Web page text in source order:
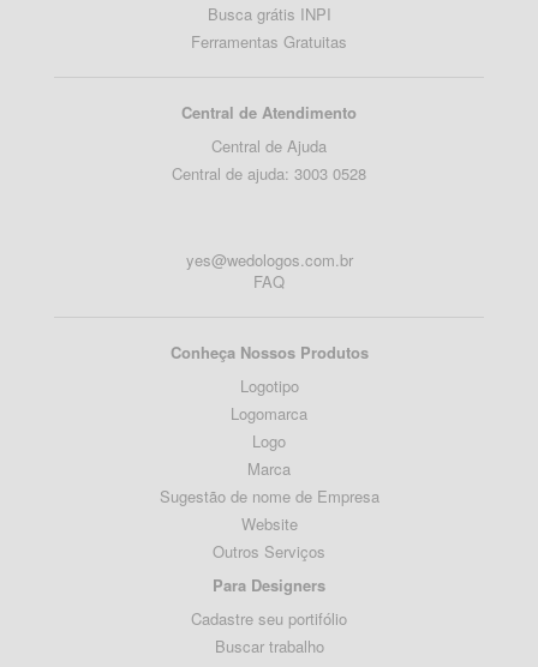
Busca grátis INPI
Ferramentas Gratuitas
Central de Atendimento
Central de Ajuda
Central de ajuda: 3003 0528
yes@wedologos.com.br
FAQ
Conheça Nossos Produtos
Logotipo
Logomarca
Logo
Marca
Sugestão de nome de Empresa
Website
Outros Serviços
Para Designers
Cadastre seu portifólio
Buscar trabalho